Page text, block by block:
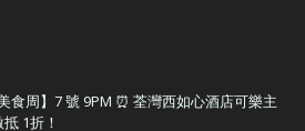
食周】7 號 9PM ⏰ 荃灣西如心酒店可樂主
1折！